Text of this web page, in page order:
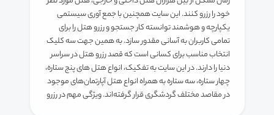
خود را رزرو کنند. این سایت همچنین با جمع آوری سیستمی
یکپارچه و هوشمند توانسته کار جستجو و رزرو هتل را برای
تمامی کاربران به آسانی مقدور سازد. به همین جهت سه کلیک
انتخاب مناسب برای کسانی است که قصد رزرو هتل در سراسر
دنیا را دارند. در این سایت به تفکیک، انواع هتل های پنج ستاره،
چهار ستاره، سه ستاره به همراه انواع هتل آپارتمان‌های موجود
در مقاصد مختلف گردشگری قرار گرفته‌اند. ویژگی مهم در رزرو